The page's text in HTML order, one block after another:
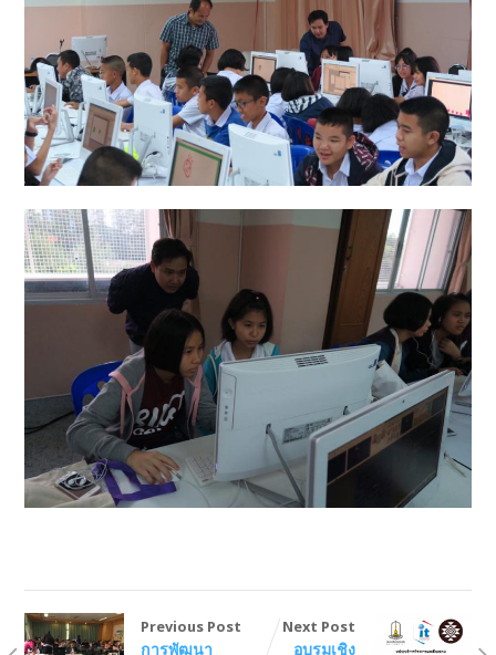
Previous Post
การพัฒนา
Next Post
อบรมเชิง